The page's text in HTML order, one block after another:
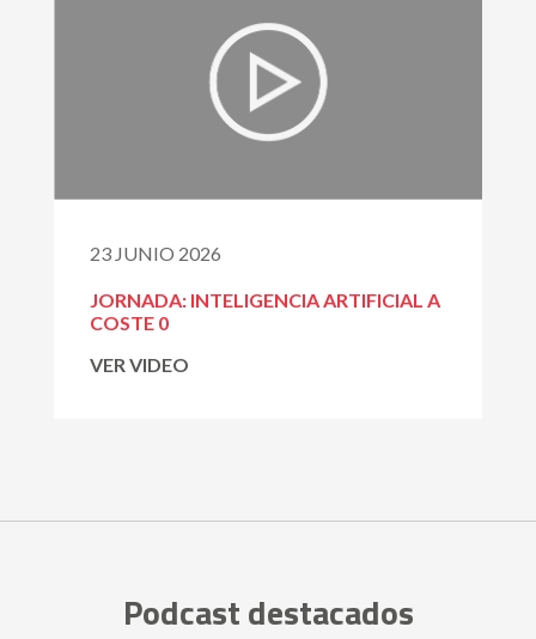
23 JUNIO 2026
JORNADA: INTELIGENCIA ARTIFICIAL A
COSTE 0
VER VIDEO
Podcast destacados